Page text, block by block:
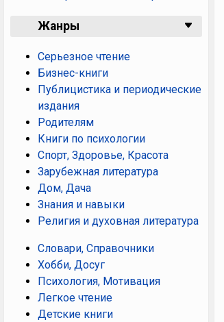
Жанры
Серьезное чтение
Бизнес-книги
Публицистика и периодические
издания
Родителям
Книги по психологии
Спорт, Здоровье, Красота
Зарубежная литература
Дом, Дача
Знания и навыки
Религия и духовная литература
Словари, Справочники
Хобби, Досуг
Психология, Мотивация
Легкое чтение
Детские книги